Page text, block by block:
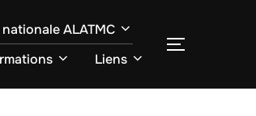
ALATMC
Liens